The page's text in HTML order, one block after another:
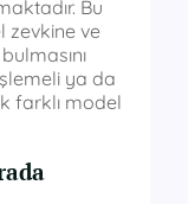
Bu
zevkine ve
ya da
farklı model